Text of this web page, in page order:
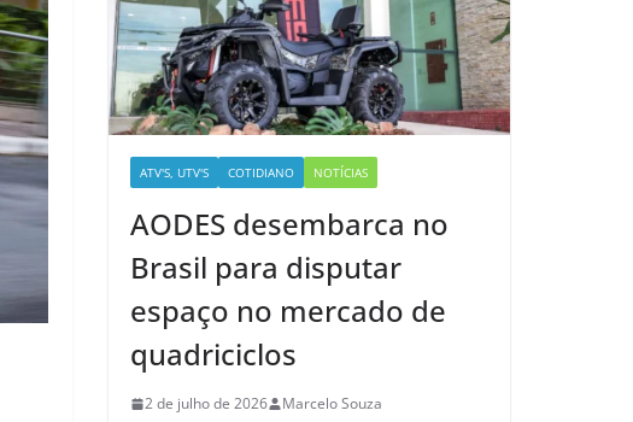
ATV'S, UTV'S COTIDIANO NOTÍCIAS
AODES desembarca no
Brasil para disputar
espaço no mercado de
quadriciclos
2 de julho de 2026 Marcelo Souza